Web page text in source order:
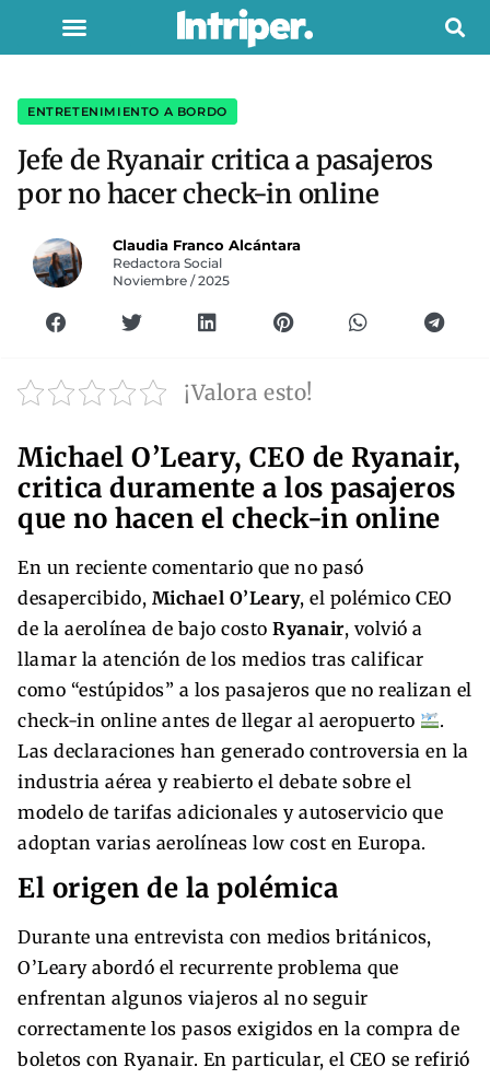
ENTRETENIMIENTO A BORDO
Jefe de Ryanair critica a pasajeros
por no hacer check-in online
Claudia Franco Alcántara
Redactora Social
Noviembre / 2025
¡Valora esto!
Michael O’Leary, CEO de Ryanair,
critica duramente a los pasajeros
que no hacen el check-in online
En un reciente comentario que no pasó
desapercibido, Michael O’Leary, el polémico CEO
de la aerolínea de bajo costo Ryanair, volvió a
llamar la atención de los medios tras calificar
como “estúpidos” a los pasajeros que no realizan el
check-in online antes de llegar al aeropuerto
.
Las declaraciones han generado controversia en la
industria aérea y reabierto el debate sobre el
modelo de tarifas adicionales y autoservicio que
adoptan varias aerolíneas low cost en Europa.
El origen de la polémica
Durante una entrevista con medios británicos,
O’Leary abordó el recurrente problema que
enfrentan algunos viajeros al no seguir
correctamente los pasos exigidos en la compra de
boletos con Ryanair. En particular, el CEO se refirió